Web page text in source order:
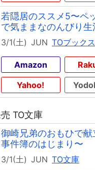
若隠居のススメ5〜ペ
で気ままなのんびり
3/1(土) JUN TOブック
Amazon
Yahoo!
TO文庫
御崎兄弟のおもひで
事件簿のはじまり〜
3/1(土) JUN TO文庫